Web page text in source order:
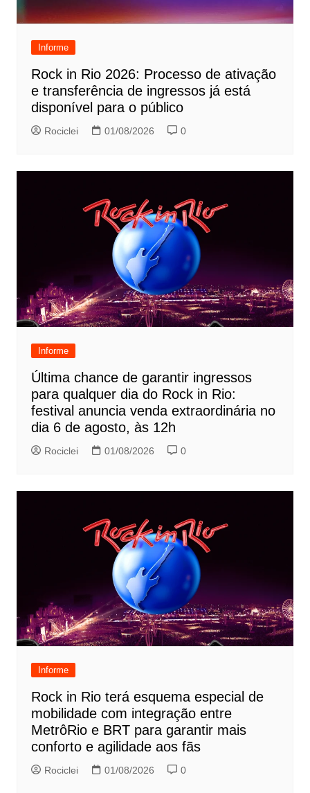
Informe
Rock in Rio 2026: Processo de ativação
e transferência de ingressos já está
disponível para o público
Rociclei 01/08/2026 0
Informe
Última chance de garantir ingressos
para qualquer dia do Rock in Rio:
festival anuncia venda extraordinária no
dia 6 de agosto, às 12h
Rociclei 01/08/2026 0
Informe
Rock in Rio terá esquema especial de
mobilidade com integração entre
MetrôRio e BRT para garantir mais
conforto e agilidade aos fãs
Rociclei 01/08/2026 0